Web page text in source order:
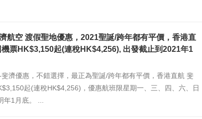
航空 渡假聖地優惠，2021聖誕/跨年都有平價，香港直
票HK$3,150起(連稅HK$4,256), 出發截止到2021年1
濟優惠，不錯選擇，最正為聖誕/跨年都有平價，香港直航 斐
起(連稅HK$4,256)，優惠航班限星期一、三、四、六、日
年1月底。 ...